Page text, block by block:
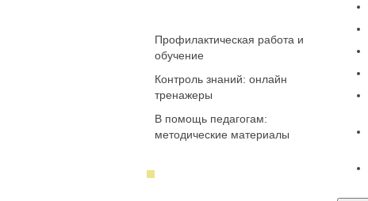
Профилактическая работа и
обучение
Контроль знаний: онлайн
тренажеры
В помощь педагогам:
методические материалы